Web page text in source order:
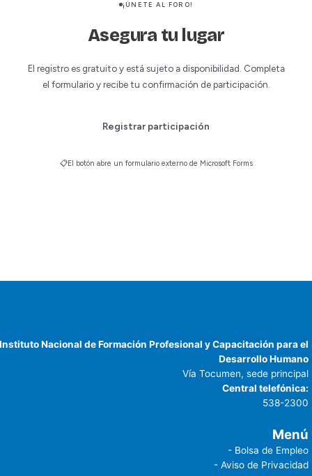
¡ÚNETE AL FORO!
Asegura tu lugar
El registro es gratuito y está sujeto a disponibilidad. Completa
el formulario y recibe tu confirmación de participación.
Registrar participación
El botón abre un formulario externo de Microsoft Forms
Instituto Nacional de Formación Profesional y Capacitación para el
Desarrollo Humano
Vía Tocumen, sede principal
Central telefónica:
538-2300
Menú
- Bolsa de Empleo
- Aviso de Privacidad